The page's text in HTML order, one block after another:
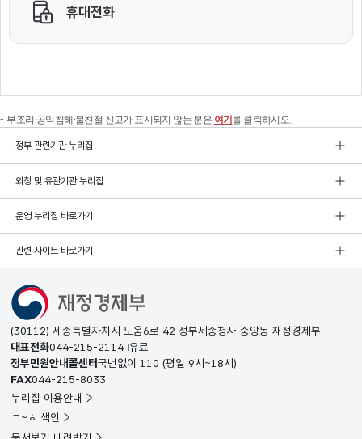
부조리·공익침해·불친절 신고가 표시되지 않는 분은 여기 를 클릭하시오.
정부 관련기관 누리집
외청 및 유관기관 누리집
운영 누리집 바로가기
관련 사이트 바로가기
(30112) 세종특별자치시 도움6로 42 정부세종청사 중앙동 재정경제부
대표전화044-215-2114 유료
정부민원안내콜센터국번없이 110 (평일 9시~18시)
FAX044-215-8033
누리집 이용안내
ㄱ~ㅎ 색인